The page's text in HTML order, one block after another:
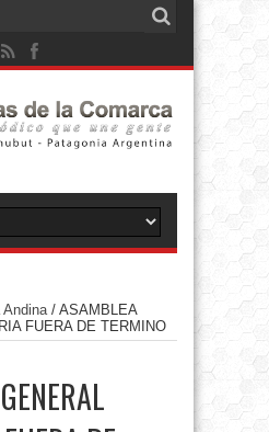
Andina/ ASAMBLEA
FUERA DE TERMINO